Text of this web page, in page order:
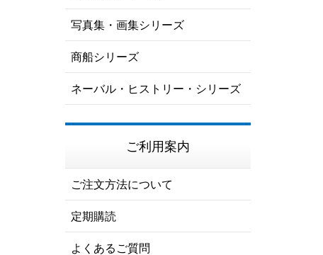
写真集・画集シリーズ
商船シリーズ
ネーバル・ヒストリー・シリーズ
ご利用案内
ご注文方法について
定期購読
よくあるご質問